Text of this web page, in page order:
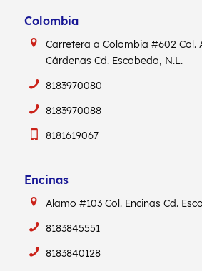
Colombia
Carretera a Colombia #602Col.
CárdenasCd. Escobedo, N.L.
8183970080
8183970088
8181619067
Encinas
Alamo #103Col. EncinasCd.
8183845551
8183840128